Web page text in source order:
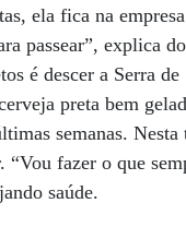
ela fica na
passear”, explica
é descer a Serra
preta bem
semanas.
fazer o que
saúde.